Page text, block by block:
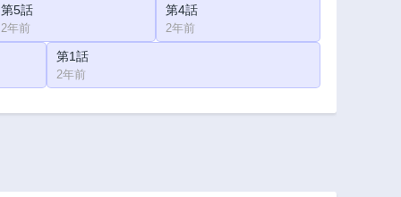
第5話
2年前
第4話
2年前
第1話
2年前